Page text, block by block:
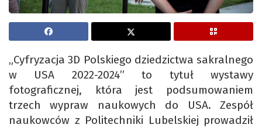
„Cyfryzacja 3D Polskiego dziedzictwa sakralnego
w USA 2022-2024” to tytuł wystawy
fotograficznej, która jest podsumowaniem
trzech wypraw naukowych do USA. Zespół
naukowców z Politechniki Lubelskiej prowadził